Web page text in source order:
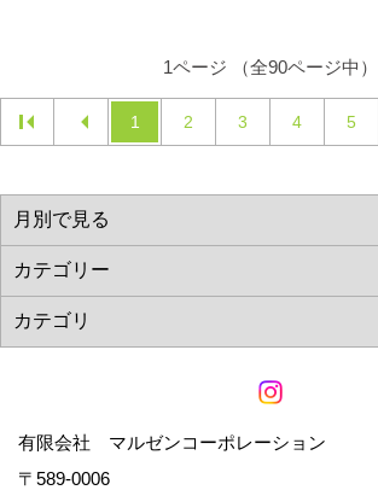
1ページ （全90ページ中）
1 2 3 4 5
有限会社 マルゼンコーポレーション
〒589-0006